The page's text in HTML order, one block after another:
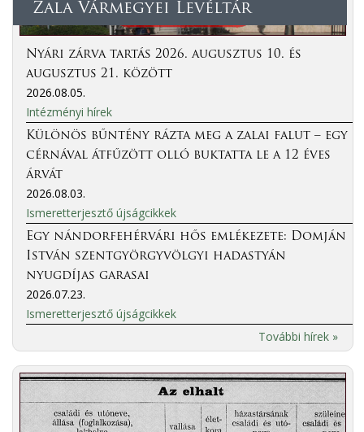
Zala Vármegyei Levéltár
Nyári zárva tartás 2026. augusztus 10. és
augusztus 21. között
2026.08.05.
Intézményi hírek
Különös bűntény rázta meg a zalai falut – egy
cérnával átfűzött olló buktatta le a 12 éves
árvát
2026.08.03.
Ismeretterjesztő újságcikkek
Egy nándorfehérvári hős emlékezete: Domján
István szentgyörgyvölgyi hadastyán
nyugdíjas garasai
2026.07.23.
Ismeretterjesztő újságcikkek
További hírek »